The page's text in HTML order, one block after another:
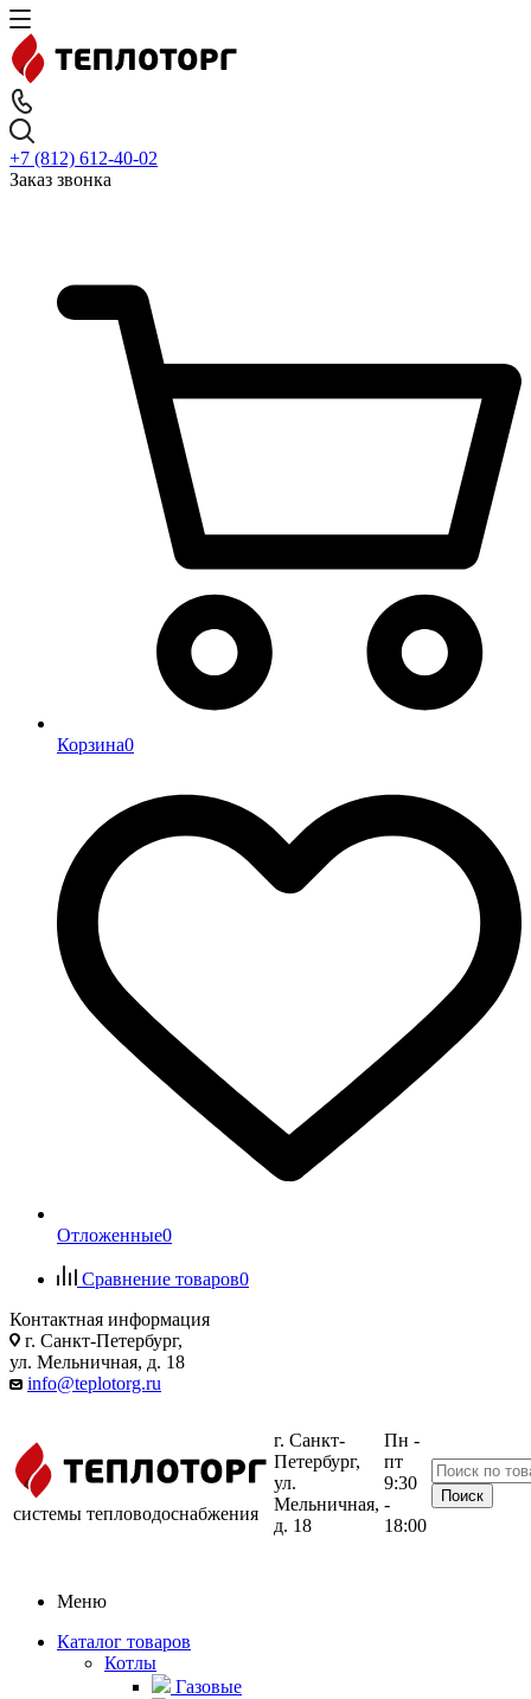
+7 (812) 612-40-02
Заказ звонка
Корзина0
Отложенные0
Сравнение товаров0
Контактная информация
г. Санкт-Петербург,
ул. Мельничная, д. 18
info@teplotorg.ru
системы тепловодоснабжения
г. Санкт-
Петербург,
ул.
Мельничная,
д. 18
Пн -
пт
9:30
-
18:00
Меню
Каталог товаров
Котлы
Газовые